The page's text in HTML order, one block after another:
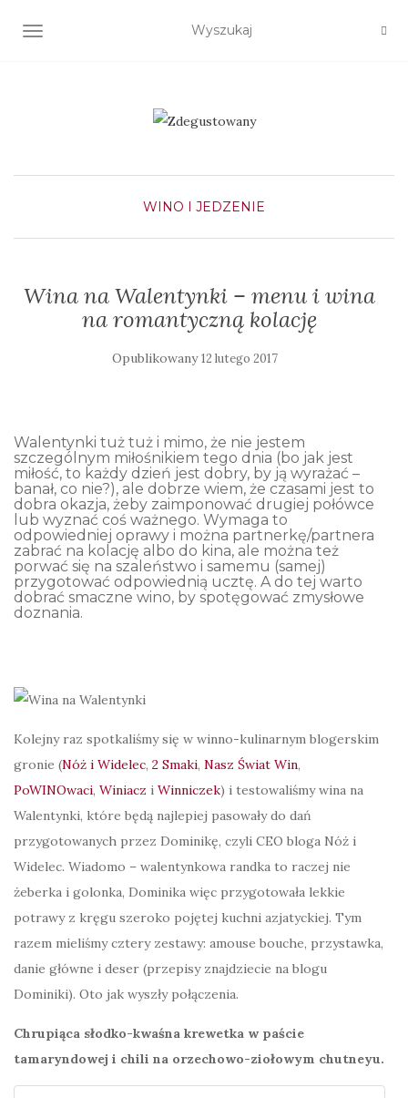
TOGGLE NAVIGATION
WINO I JEDZENIE
Wina na Walentynki – menu i wina
na romantyczną kolację
Opublikowany12 lutego 2017
Walentynki tuż tuż i mimo, że nie jestem
szczególnym miłośnikiem tego dnia (bo jak jest
miłość, to każdy dzień jest dobry, by ją wyrażać –
banał, co nie?), ale dobrze wiem, że czasami jest to
dobra okazja, żeby zaimponować drugiej połówce
lub wyznać coś ważnego. Wymaga to
odpowiedniej oprawy i można partnerkę/partnera
zabrać na kolację albo do kina, ale można też
porwać się na szaleństwo i samemu (samej)
przygotować odpowiednią ucztę. A do tej warto
dobrać smaczne wino, by spotęgować zmysłowe
doznania.
Kolejny raz spotkaliśmy się w winno-kulinarnym blogerskim
gronie (Nóż i Widelec, 2 Smaki, Nasz Świat Win,
PoWINOwaci, Winiacz i Winniczek) i testowaliśmy wina na
Walentynki, które będą najlepiej pasowały do dań
przygotowanych przez Dominikę, czyli CEO bloga Nóż i
Widelec. Wiadomo – walentynkowa randka to raczej nie
żeberka i golonka, Dominika więc przygotowała lekkie
potrawy z kręgu szeroko pojętej kuchni azjatyckiej. Tym
razem mieliśmy cztery zestawy: amouse bouche, przystawka,
danie główne i deser (przepisy znajdziecie na blogu
Dominiki). Oto jak wyszły połączenia.
Chrupiąca słodko-kwaśna krewetka w paście
tamaryndowej i chili na orzechowo-ziołowym chutneyu.